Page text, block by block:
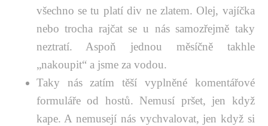
všechno se tu platí div ne zlatem. Olej, vajíčka
nebo trocha rajčat se u nás samozřejmě taky
neztratí. Aspoň jednou měsíčně takhle
„nakoupit“ a jsme za vodou.
Taky nás zatím těší vyplněné komentářové
formuláře od hostů. Nemusí pršet, jen když
kape. A nemusejí nás vychvalovat, jen když si